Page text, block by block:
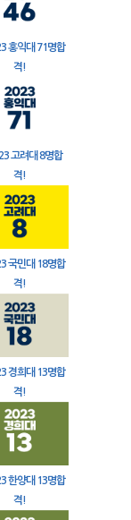
홍익대 71명합
격!
고려대 8명합
격!
국민대 18명합
격!
경희대 13명합
격!
한양대 13명합
격!